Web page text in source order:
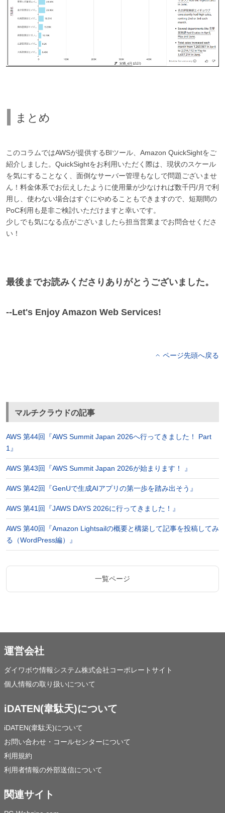
まとめ
このコラムではAWSが提供するBIツール、Amazon QuickSightをご
紹介しました。QuickSightをお利用いただく際は、現状のスケール
を気にすることなく、面倒なサーバー管理もなしで問題ございませ
ん！料金体系でお伝えしたように使用量が少なければ数千円/月で利
用し、使わない場合はすぐにやめることもできますので、短期間の
PoC利用も是非ご検討いただけますと幸いです。
少しでも気になる点がございましたら担当営業までお問合せくださ
い！
最後までお読みくださりありがとうございました。
--Let's Enjoy Amazon Web Services!
ページ先頭へ戻る
マルチクラウドの記事
AWS 第44回『AWS Summit Japan 2026へ行ってきました！ Part
1』
AWS 第43回『AWS Summit Japan 2026が始まります！ 』
AWS 第42回『GenUで生成AIアプリの第一歩を踏み出そう』
AWS 第41回『JAWS DAYS 2026に行ってきました！』
AWS 第40回『Amazon Lightsailの概要と構築して記事を投稿してみ
る（WordPress編）』
一覧ページ
運営会社
ダイワボウ情報システム株式会社コーポレートサイト
個人情報の取り扱いについて
iDATEN(韋駄天)について
iDATEN(韋駄天)について
お問い合わせ・コールセンターについて
利用規約
利用者情報の外部送信について
関連サイト